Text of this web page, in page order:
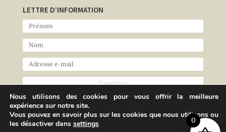
LETTRE D’INFORMATION
Nous utilisons des cookies pour vous offrir la meilleure
expérience sur notre site.
Vous pouvez en savoir plus sur les cookies que nous utilisons ou
les désactiver dans settings 0